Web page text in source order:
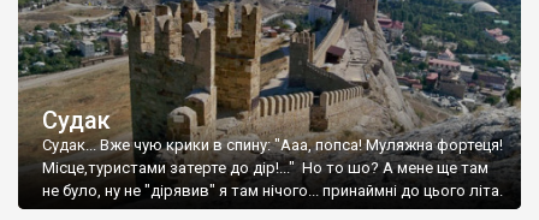
Судак
Судак... Вже чую крики в спину: "Ааа, попса! Муляжна фортеця!
Місце,туристами затерте до дір!..." Но то шо? А мене ще там
не було, ну не "дірявив" я там нічого... принаймні до цього літа.